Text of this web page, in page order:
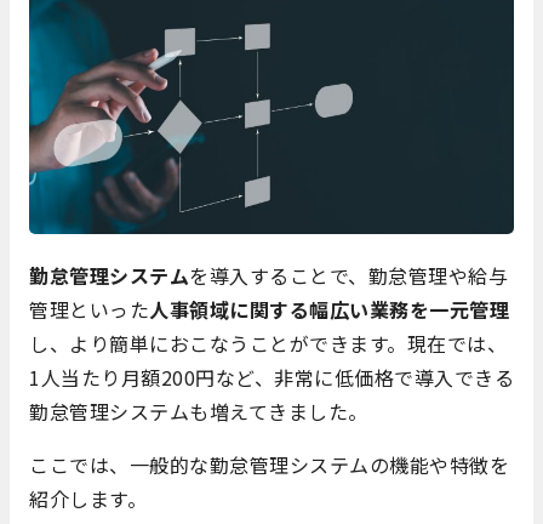
勤怠管理システムを導入することで、勤怠管理や給与
管理といった人事領域に関する幅広い業務を一元管理
し、より簡単におこなうことができます。現在では、
1人当たり月額200円など、非常に低価格で導入できる
勤怠管理システムも増えてきました。
ここでは、一般的な勤怠管理システムの機能や特徴を
紹介します。